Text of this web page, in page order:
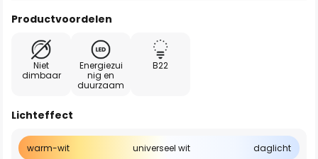
Productvoordelen
Niet
dimbaar
Energiezui
nig en
duurzaam
B22
Lichteffect
warm-wit universeel wit daglicht